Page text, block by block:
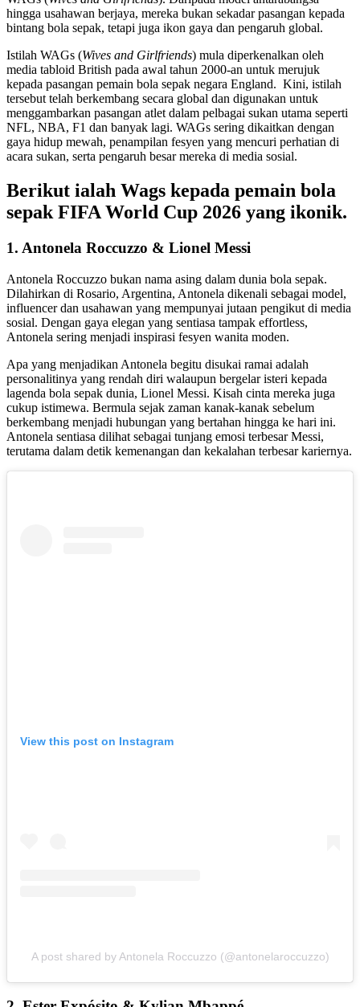
hingga usahawan berjaya, mereka bukan sekadar pasangan kepada
bintang bola sepak, tetapi juga ikon gaya dan pengaruh global.
Istilah WAGs (Wives and Girlfriends) mula diperkenalkan oleh
media tabloid British pada awal tahun 2000-an untuk merujuk
kepada pasangan pemain bola sepak negara England. Kini, istilah
tersebut telah berkembang secara global dan digunakan untuk
menggambarkan pasangan atlet dalam pelbagai sukan utama seperti
NFL, NBA, F1 dan banyak lagi. WAGs sering dikaitkan dengan
gaya hidup mewah, penampilan fesyen yang mencuri perhatian di
acara sukan, serta pengaruh besar mereka di media sosial.
Berikut ialah Wags kepada pemain bola
sepak FIFA World Cup 2026 yang ikonik.
1. Antonela Roccuzzo & Lionel Messi
Antonela Roccuzzo bukan nama asing dalam dunia bola sepak.
Dilahirkan di Rosario, Argentina, Antonela dikenali sebagai model,
influencer dan usahawan yang mempunyai jutaan pengikut di media
sosial. Dengan gaya elegan yang sentiasa tampak effortless,
Antonela sering menjadi inspirasi fesyen wanita moden.
Apa yang menjadikan Antonela begitu disukai ramai adalah
personalitinya yang rendah diri walaupun bergelar isteri kepada
lagenda bola sepak dunia, Lionel Messi. Kisah cinta mereka juga
cukup istimewa. Bermula sejak zaman kanak-kanak sebelum
berkembang menjadi hubungan yang bertahan hingga ke hari ini.
Antonela sentiasa dilihat sebagai tunjang emosi terbesar Messi,
terutama dalam detik kemenangan dan kekalahan terbesar kariernya.
View this post on Instagram
A post shared by Antonela Roccuzzo (@antonelaroccuzzo)